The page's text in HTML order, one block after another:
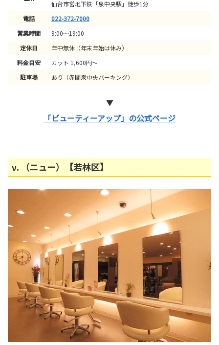
仙台市営地下鉄「泉中央駅」徒歩1分
電話
022-372-7000
営業時間
9:00～19:00
定休日
年中無休（年末年始は休み）
料金目安
カット 1,600円～
駐車場
あり（赤間泉中央パーキング）
▼
「ビューティーアップ」の公式ページ
ν. （ニュー）【若林区】